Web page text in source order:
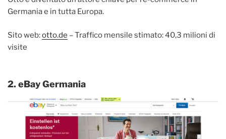
Germania e in tutta Europa.
Sito web:otto.de – Traffico mensile stimato: 40,3 milioni di
visite
2. eBay Germania